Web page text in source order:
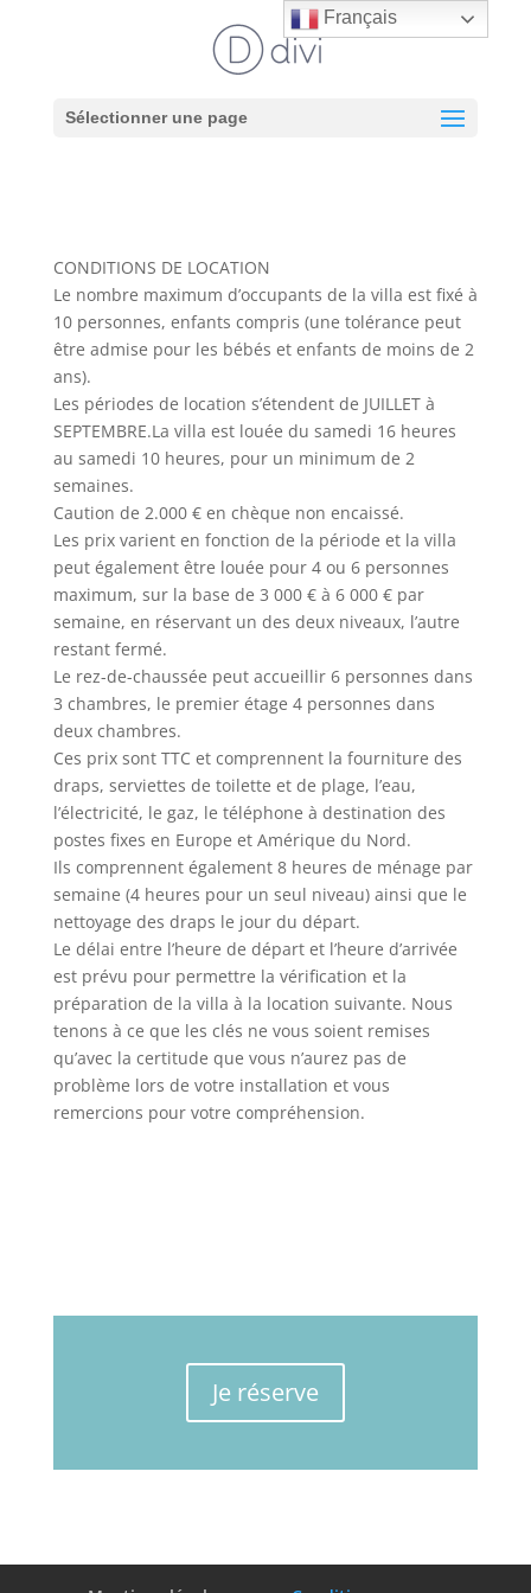
Sélectionner une page
CONDITIONS DE LOCATION
Le nombre maximum d’occupants de la villa est fixé à
10 personnes, enfants compris (une tolérance peut
être admise pour les bébés et enfants de moins de 2
ans).
Les périodes de location s’étendent de JUILLET à
SEPTEMBRE.La villa est louée du samedi 16 heures
au samedi 10 heures, pour un minimum de 2
semaines.
Caution de 2.000 € en chèque non encaissé.
Les prix varient en fonction de la période et la villa
peut également être louée pour 4 ou 6 personnes
maximum, sur la base de 3 000 € à 6 000 € par
semaine, en réservant un des deux niveaux, l’autre
restant fermé.
Le rez-de-chaussée peut accueillir 6 personnes dans
3 chambres, le premier étage 4 personnes dans
deux chambres.
Ces prix sont TTC et comprennent la fourniture des
draps, serviettes de toilette et de plage, l’eau,
l’électricité, le gaz, le téléphone à destination des
postes fixes en Europe et Amérique du Nord.
Ils comprennent également 8 heures de ménage par
semaine (4 heures pour un seul niveau) ainsi que le
nettoyage des draps le jour du départ.
Le délai entre l’heure de départ et l’heure d’arrivée
est prévu pour permettre la vérification et la
préparation de la villa à la location suivante. Nous
tenons à ce que les clés ne vous soient remises
qu’avec la certitude que vous n’aurez pas de
problème lors de votre installation et vous
remercions pour votre compréhension.
Je réserve
Français